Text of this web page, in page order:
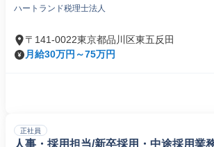
ハートランド税理士法人
〒141-0022東京都品川区東五反田
月給30万円～75万円
正社員
人事・採用担当/新卒採用・中途採用業